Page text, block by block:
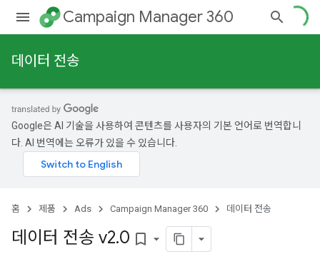
Campaign Manager 360
데이터 전송
Google은 AI 기술을 사용하여 콘텐츠를 사용자의 기본 언어로 번역합니
다. AI 번역에는 오류가 있을 수 있습니다.
홈 제품 Ads Campaign Manager 360 데이터 전송
데이터 전송 v2.0 bookmark_border